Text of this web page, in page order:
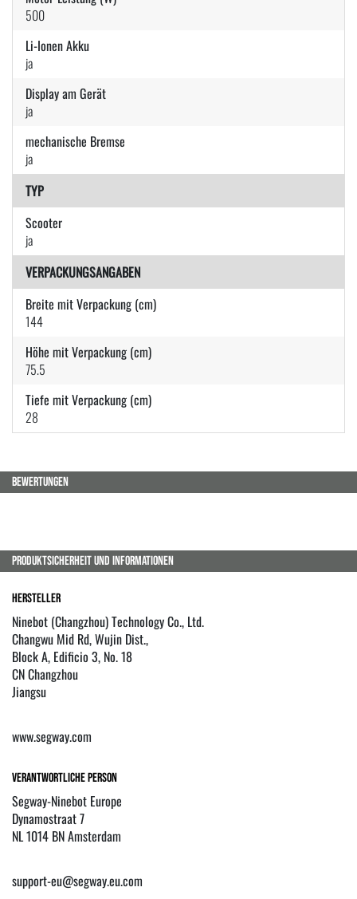
500
Li-Ionen Akku
ja
Display am Gerät
ja
mechanische Bremse
ja
TYP
Scooter
ja
VERPACKUNGSANGABEN
Breite mit Verpackung (cm)
144
Höhe mit Verpackung (cm)
75.5
Tiefe mit Verpackung (cm)
28
BEWERTUNGEN
PRODUKTSICHERHEIT UND INFORMATIONEN
Hersteller
Ninebot (Changzhou) Technology Co., Ltd.
Changwu Mid Rd, Wujin Dist.,
Block A, Edificio 3, No. 18
CN Changzhou
Jiangsu
www.segway.com
Verantwortliche Person
Segway-Ninebot Europe
Dynamostraat 7
NL 1014 BN Amsterdam
support-eu@segway.eu.com